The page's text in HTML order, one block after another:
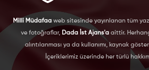
Milli Müdafaa web sitesinde yayınlanan tüm
ve fotoğraflar, Dada İst Ajans'aaittir.
alıntılanması ya da kullanımı, kaynak
İçeriklerimiz üzerinde her türlü